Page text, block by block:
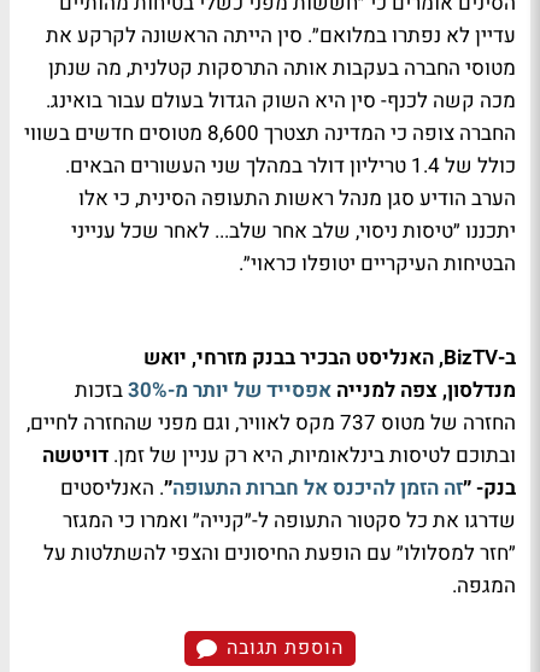
עדיין לא נפתרו במלואם״. סין הייתה הראשונה לקרקע את
מטוסי החברה בעקבות אותה התרסקות קטלנית, מה שנתן
מכה קשה לכנף- סין היא השוק הגדול בעולם עבור בואינג.
החברה צופה כי המדינה תצטרך 8,600 מטוסים חדשים בשווי
כולל של 1.4 טריליון דולר במהלך שני העשורים הבאים.
הערב הודיע סגן מנהל ראשות התעופה הסינית, כי אלו
יתכננו ״טיסות ניסוי, שלב אחר שלב... לאחר שכל ענייני
הבטיחות העיקריים יטופלו כראוי״.
ב-BizTV, האנליסט הבכיר בבנק מזרחי, יואש
מנדלסון, צפה למנייה אפסייד של יותר מ-30%
בזכות
החזרה של מטוס 737 מקס לאוויר, וגם מפני שהחזרה לחיים,
ובתוכם לטיסות בינלאומיות, היא רק עניין של זמן. דויטשה
בנק- ״זה הזמן להיכנס אל חברות התעופה״. האנליסטים
שדרגו את כל סקטור התעופה ל-״קנייה״ ואמרו כי המגזר
״חזר למסלולו״ עם הופעת החיסונים והצפי להשתלטות על
המגפה.
הוספת תגובה